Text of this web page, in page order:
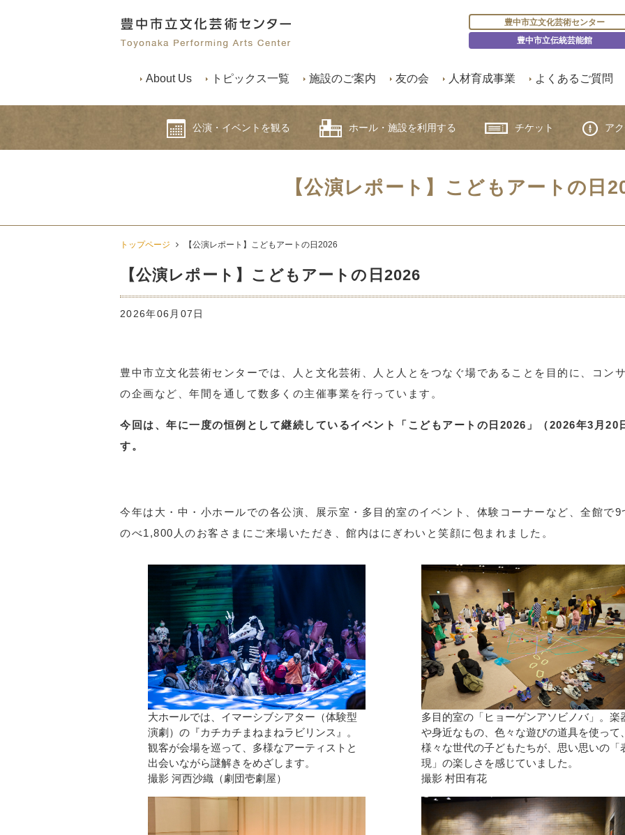
豊中市立文化芸術センター
豊中市立伝統芸能館
About Us トピックス一覧 施設のご案内 友の会 人材育成事業 よくあるご質問
公演・イベントを観る ホール・施設を利用する チケット ア
【公演レポート】こどもアートの日
トップページ 【公演レポート】こどもアートの日2026
【公演レポート】こどもアートの日2026
2026年06月07日
豊中市立文化芸術センターでは、人と文化芸術、人と人とをつなぐ場であることを目的に、コン
の企画など、年間を通して数多くの主催事業を行っています。
今回は、年に一度の恒例として継続しているイベント「こどもアートの日2026」（2026年3月20
す。
今年は大・中・小ホールでの各公演、展示室・多目的室のイベント、体験コーナーなど、全館で9
のべ1,800人のお客さまにご来場いただき、館内はにぎわいと笑顔に包まれました。
大ホールでは、イマーシブシアター（体験型
演劇）の『カチカチまねまねラビリンス』。
観客が会場を巡って、多様なアーティストと
出会いながら謎解きをめざします。
撮影 河西沙織（劇団壱劇屋）
多目的室の「ヒョーゲンアソビノバ」。楽
や身近なもの、色々な遊びの道具を使って、
様々な世代の子どもたちが、思い思いの「
現」の楽しさを感じていました。
撮影 村田有花